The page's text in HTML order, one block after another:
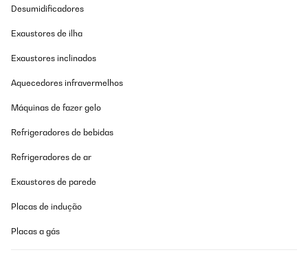
Desumidificadores
Exaustores de ilha
Exaustores inclinados
Aquecedores infravermelhos
Máquinas de fazer gelo
Refrigeradores de bebidas
Refrigeradores de ar
Exaustores de parede
Placas de indução
Placas a gás